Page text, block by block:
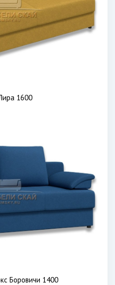
1600
Боровичи 1400